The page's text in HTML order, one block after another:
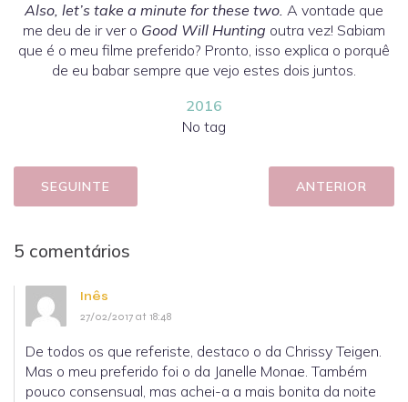
Also, let’s take a minute for these two. A vontade que
me deu de ir ver o Good Will Hunting outra vez! Sabiam
que é o meu filme preferido? Pronto, isso explica o porquê
de eu babar sempre que vejo estes dois juntos.
2016
No tag
SEGUINTE ANTERIOR
5 comentários
Inês
27/02/2017 at 18:48
De todos os que referiste, destaco o da Chrissy Teigen.
Mas o meu preferido foi o da Janelle Monae. Também
pouco consensual, mas achei-a a mais bonita da noite